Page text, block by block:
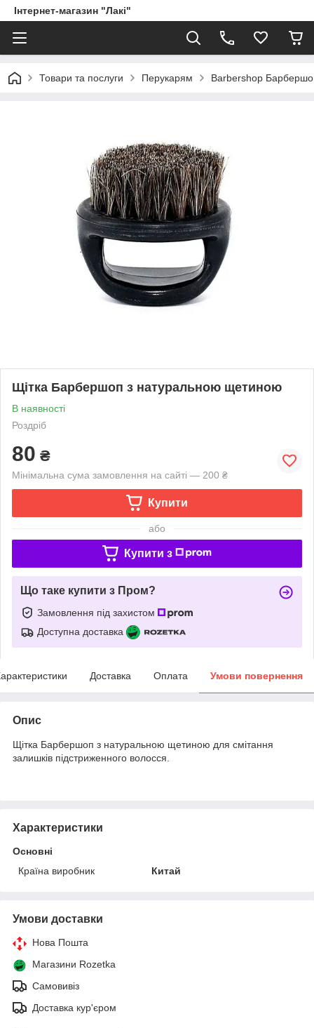
Інтернет-магазин "Лакі"
Товари та послуги Перукарям Barbershop
Щітка Барбершоп з натуральною щетиною
В наявності
Роздріб
80 ₴
Мінімальна сума замовлення на сайті — 200 ₴
Купити
або
Купити з
Що таке купити з Пром?
Замовлення під захистом
Доступна доставка
Доставка Оплата Умови повернення
Опис
Щітка Барбершоп з натуральною щетиною для смітання
залишків підстриженного волосся.
Характеристики
Основні
Країна виробник
Китай
Умови доставки
Нова Пошта
Магазини Rozetka
Самовивіз
Доставка кур'єром